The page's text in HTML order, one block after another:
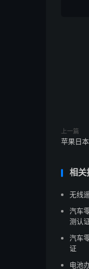
上一篇
苹果日
相关
无线
汽车
测认
汽车
证
电池